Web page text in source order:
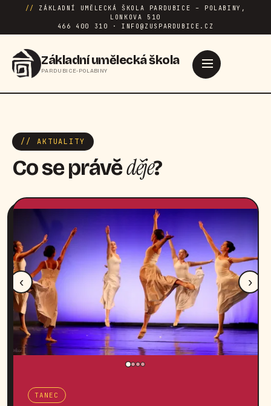
//
ZÁKLADNÍ UMĚLECKÁ ŠKOLA PARDUBICE – POLABINY,
LONKOVA 510
466 400 310 · INFO@ZUSPARDUBICE.CZ
Základní umělecká škola
PARDUBICE-POLABINY
// AKTUALITY
Co se právěděje?
‹ ›
TANEC